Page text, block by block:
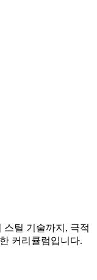
틸 기술까지, 극적
커리큘럼입니다.